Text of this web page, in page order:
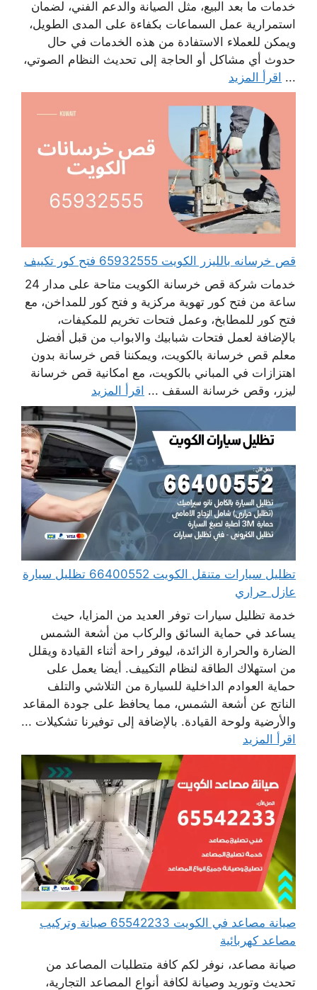
خدمات ما بعد البيع، مثل الصيانة والدعم الفني، لضمان
استمرارية عمل السماعات بكفاءة على المدى الطويل،
ويمكن للعملاء الاستفادة من هذه الخدمات في حال
حدوث أي مشاكل أو الحاجة إلى تحديث النظام الصوتي،
... اقرأ المزيد
قص خرسانه بالليزر الكويت 65932555 فتح كور تكييف
خدمات شركة قص خرسانة الكويت متاحة على مدار 24
ساعة من فتح كور تهوية مركزية و فتح كور للمداخن، مع
فتح كور للمطابخ، وعمل فتحات تخريم للمكيفات،
بالإضافة لعمل فتحات شبابيك والابواب من قبل أفضل
معلم قص خرسانة بالكويت، ويمكننا قص خرسانة بدون
اهتزازات في المباني بالكويت، مع امكانية قص خرسانة
ليزر، وقص خرسانة السقف ... اقرأ المزيد
تظليل سيارات متنقل الكويت 66400552 تظليل سيارة
عازل حراري
خدمة تظليل سيارات توفر العديد من المزايا، حيث
يساعد في حماية السائق والركاب من أشعة الشمس
الضارة والحرارة الزائدة، ليوفر راحة أثناء القيادة ويقلل
من استهلاك الطاقة لنظام التكييف. أيضا يعمل على
حماية العوادم الداخلية للسيارة من التلاشي والتلف
الناتج عن أشعة الشمس، مما يحافظ على جودة المقاعد
والأرضية ولوحة القيادة. بالإضافة إلى توفيرنا تشكيلات ...
اقرأ المزيد
صيانة مصاعد في الكويت 65542233 صيانة وتركيب
مصاعد كهربائية
صيانة مصاعد، نوفر لكم كافة متطلبات المصاعد من
تحديث وتوريد وصيانة لكافة أنواع المصاعد التجارية،